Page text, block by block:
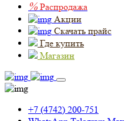
% Распродажа
Акции
Скачать прайс
Где купить
Магазин
+7 (4742) 200-751